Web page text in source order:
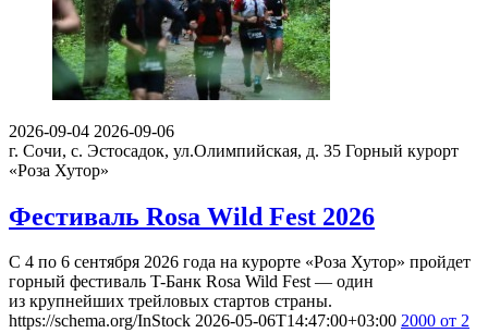
2026-09-04 2026-09-06
г. Сочи, с. Эстосадок, ул.Олимпийская, д. 35 Горный курорт
«Роза Хутор»
Фестиваль Rosa Wild Fest 2026
С 4 по 6 сентября 2026 года на курорте «Роза Хутор» пройдет
горный фестиваль T-Банк Rosa Wild Fest — один
из крупнейших трейловых стартов страны.
https://schema.org/InStock 2026-05-06T14:47:00+03:00 2000 от 2